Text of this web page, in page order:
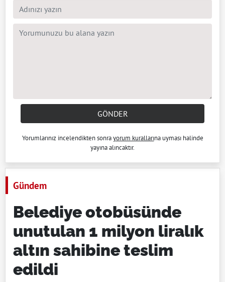
GÖNDER
Yorumlarınız incelendikten sonrayorum kurallarına uyması halinde
yayına alıncaktır.
Gündem
Belediye otobüsünde
unutulan 1 milyon liralık
altın sahibine teslim
edildi